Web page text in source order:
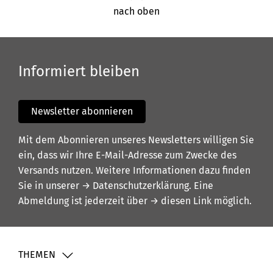
nach oben
Informiert bleiben
Newsletter abonnieren
Mit dem Abonnieren unseres Newsletters willigen Sie
ein, dass wir Ihre E-Mail-Adresse zum Zwecke des
Versands nutzen. Weitere Informationen dazu finden
Sie in unserer → Datenschutzerklärung. Eine
Abmeldung ist jederzeit über → diesen Link möglich.
THEMEN